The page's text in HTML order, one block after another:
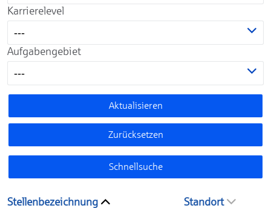
Karrierelevel
---
Aufgabengebiet
---
Aktualisieren
Zurücksetzen
Schnellsuche
Stellenbezeichnung
Standort